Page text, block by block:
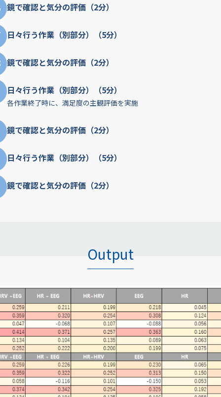
鏡で確認と気分の評価（2分）
日々行う作業（別部分）（5分）
鏡で確認と気分の評価（2分）
日々行う作業（別部分）（5分）
各作業終了時に、満足度の主観評価を実施
鏡で確認と気分の評価（2分）
日々行う作業（別部分）（5分）
鏡で確認と気分の評価（2分）
Output